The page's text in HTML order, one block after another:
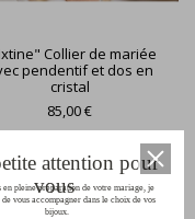
Collier de mariée
pendentif et dos en
cristal
85,00 €
attention pour
vous
en pleine préparation de votre mariage, je
vous accompagner dans le choix de vos
bijoux.